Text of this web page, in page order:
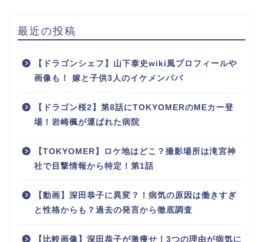
最近の投稿
【ドラゴンシェフ】山下泰史wiki風プロフィールや
画像も！ 嫁と子供3人のイケメンパパ
【ドラゴン桜2】第8話にTOKYOMERのMEカー登
場！岩崎楓が運ばれた病院
【TOKYOMER】ロケ地はどこ？撮影場所は滝宮神
社で目撃情報から特定！第1話
【動画】深田恭子に異変？！病気の原因は働きすぎ
と性格からも？過去の発言から徹底調査
【比較画像】深田恭子が激痩せ！3つの理由が病気に